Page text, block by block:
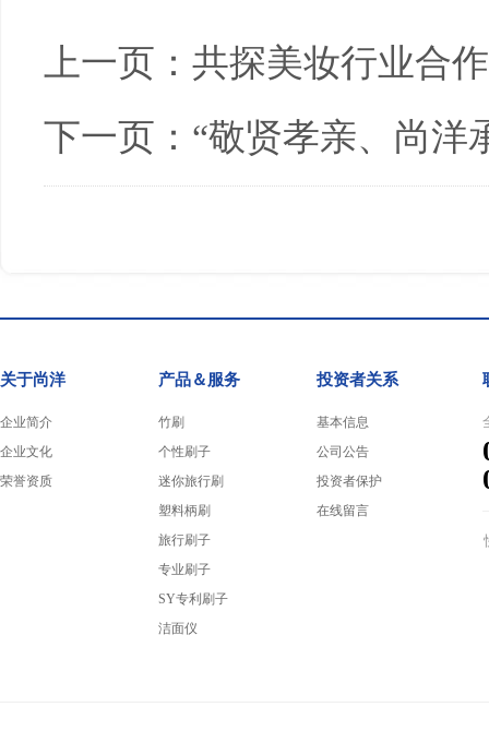
上一页： 共探美妆行业合
下一页： “敬贤孝亲、尚洋
关于尚洋
企业简介
企业文化
荣誉资质
产品＆服务
竹刷
个性刷子
迷你旅行刷
塑料柄刷
旅行刷子
专业刷子
SY专利刷子
洁面仪
投资者关系
基本信息
公司公告
投资者保护
在线留言